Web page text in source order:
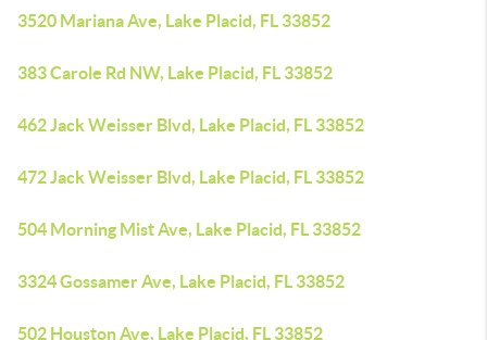
3520 Mariana Ave, Lake Placid, FL 33852
383 Carole Rd NW, Lake Placid, FL 33852
462 Jack Weisser Blvd, Lake Placid, FL 33852
472 Jack Weisser Blvd, Lake Placid, FL 33852
504 Morning Mist Ave, Lake Placid, FL 33852
3324 Gossamer Ave, Lake Placid, FL 33852
502 Houston Ave, Lake Placid, FL 33852